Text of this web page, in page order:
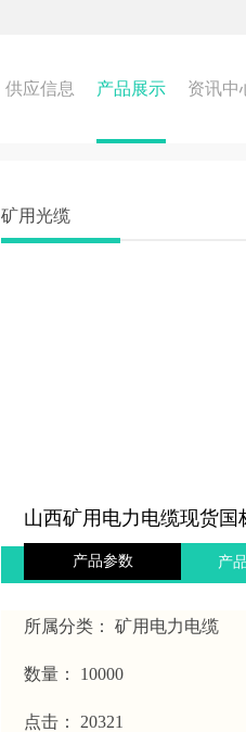
供应信息 产品展示 资讯中
矿用光缆
山西矿用电力电缆现货
产品参数 产
所属分类： 矿用电力电缆
数量： 10000
点击： 20321